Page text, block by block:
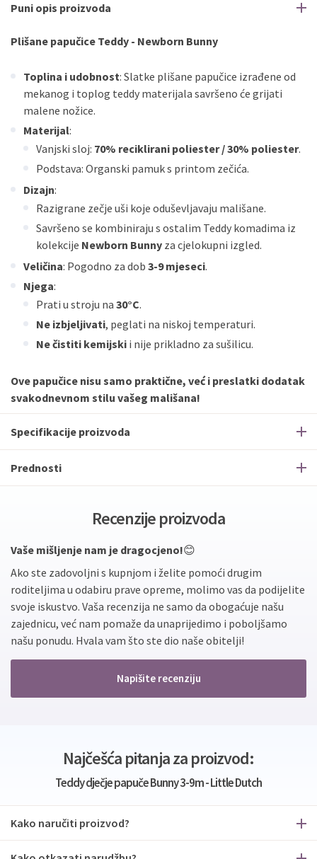
Puni opis proizvoda
Plišane papučice Teddy - Newborn Bunny
Toplina i udobnost: Slatke plišane papučice izrađene od
mekanog i toplog teddy materijala savršeno će grijati
malene nožice.
Materijal:
Vanjski sloj: 70% reciklirani poliester / 30% poliester.
Podstava: Organski pamuk s printom zečića.
Dizajn:
Razigrane zečje uši koje oduševljavaju mališane.
Savršeno se kombiniraju s ostalim Teddy komadima iz
kolekcije Newborn Bunny za cjelokupni izgled.
Veličina: Pogodno za dob 3-9 mjeseci.
Njega:
Prati u stroju na 30°C.
Ne izbjeljivati, peglati na niskoj temperaturi.
Ne čistiti kemijski i nije prikladno za sušilicu.
Ove papučice nisu samo praktične, već i preslatki dodatak
svakodnevnom stilu vašeg mališana!
Specifikacije proizvoda
Prednosti
Recenzije proizvoda
Vaše mišljenje nam je dragocjeno!😊
Ako ste zadovoljni s kupnjom i želite pomoći drugim
roditeljima u odabiru prave opreme, molimo vas da podijelite
svoje iskustvo. Vaša recenzija ne samo da obogaćuje našu
zajednicu, već nam pomaže da unaprijedimo i poboljšamo
našu ponudu. Hvala vam što ste dio naše obitelji!
Napišite recenziju
Najčešća pitanja za proizvod:
Teddy dječje papuče Bunny 3-9m - Little Dutch
Kako naručiti proizvod?